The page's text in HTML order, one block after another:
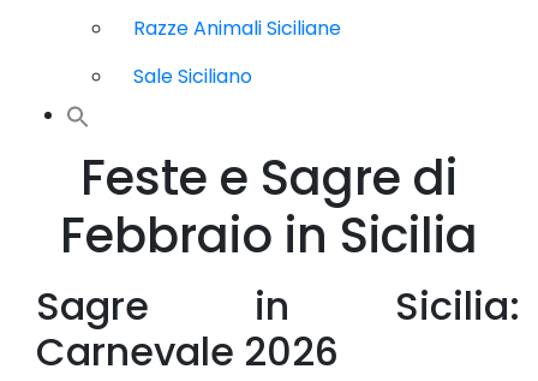
Razze Animali Siciliane
Sale Siciliano
Feste e Sagre di
Febbraio in Sicilia
Sagre in Sicilia:
Carnevale 2026